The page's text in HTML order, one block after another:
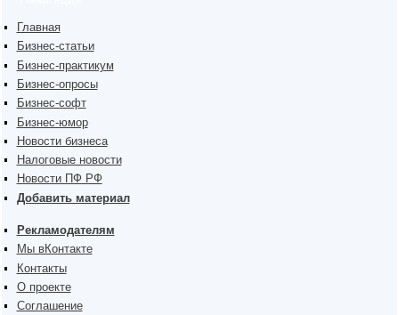
Главная
Бизнес-статьи
Бизнес-практикум
Бизнес-опросы
Бизнес-софт
Бизнес-юмор
Новости бизнеса
Налоговые новости
Новости ПФ РФ
Добавить материал
Рекламодателям
Мы вКонтакте
Контакты
О проекте
Соглашение